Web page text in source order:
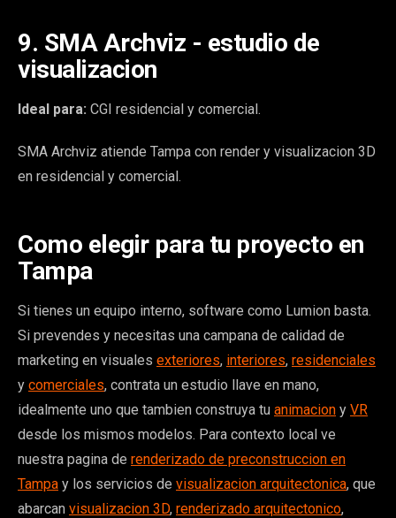
9. SMA Archviz - estudio de
visualizacion
Ideal para: CGI residencial y comercial.
SMA Archviz atiende Tampa con render y visualizacion 3D
en residencial y comercial.
Como elegir para tu proyecto en
Tampa
Si tienes un equipo interno, software como Lumion basta.
Si prevendes y necesitas una campana de calidad de
marketing en visuales exteriores, interiores, residenciales
y comerciales, contrata un estudio llave en mano,
idealmente uno que tambien construya tu animacion y VR
desde los mismos modelos. Para contexto local ve
nuestra pagina de renderizado de preconstruccion en
Tampa y los servicios de visualizacion arquitectonica, que
abarcan visualizacion 3D, renderizado arquitectonico,